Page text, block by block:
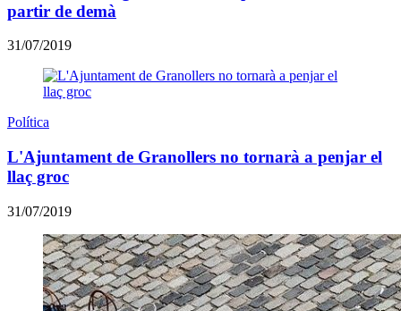
partir de demà
31/07/2019
Política
L'Ajuntament de Granollers no tornarà a penjar el
llaç groc
31/07/2019